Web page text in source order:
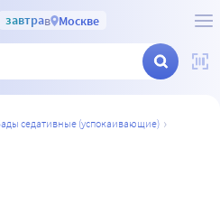
завтрав Москве
бады седативные (успокаивающие)